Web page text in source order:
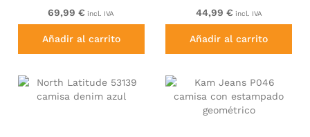
Black/Red
69,99 € incl. IVA
Añadir al carrito
Black/Charcoal
44,99 € incl. IVA
Añadir al carrito